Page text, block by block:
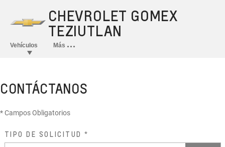
CONTÁCTANOS
* Campos Obligatorios
TIPO DE SOLICITUD